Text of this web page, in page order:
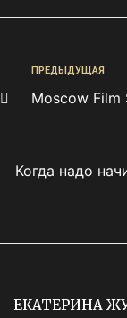
ПРЕДЫДУЩАЯ
Moscow
Когда надо
ЕКАТЕРИНА